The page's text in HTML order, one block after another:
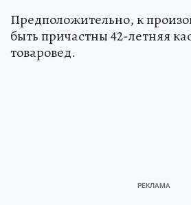
Предположительно, к
быть причастны 42-летняя
товаровед.